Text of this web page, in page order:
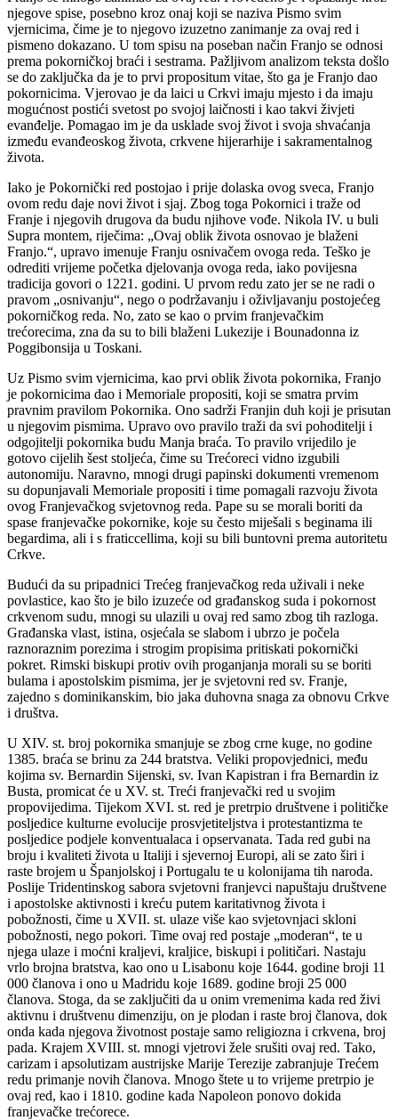
njegove spise, posebno kroz onaj koji se naziva Pismo svim
vjernicima, čime je to njegovo izuzetno zanimanje za ovaj red i
pismeno dokazano. U tom spisu na poseban način Franjo se odnosi
prema pokorničkoj braći i sestrama. Pažljivom analizom teksta došlo
se do zaključka da je to prvi propositum vitae, što ga je Franjo dao
pokornicima. Vjerovao je da laici u Crkvi imaju mjesto i da imaju
mogućnost postići svetost po svojoj laičnosti i kao takvi živjeti
evanđelje. Pomagao im je da usklade svoj život i svoja shvaćanja
između evanđeoskog života, crkvene hijerarhije i sakramentalnog
života.
Iako je Pokornički red postojao i prije dolaska ovog sveca, Franjo
ovom redu daje novi život i sjaj. Zbog toga Pokornici i traže od
Franje i njegovih drugova da budu njihove vođe. Nikola IV. u buli
Supra montem, riječima: „Ovaj oblik života osnovao je blaženi
Franjo.“, upravo imenuje Franju osnivačem ovoga reda. Teško je
odrediti vrijeme početka djelovanja ovoga reda, iako povijesna
tradicija govori o 1221. godini. U prvom redu zato jer se ne radi o
pravom „osnivanju“, nego o podržavanju i oživljavanju postojećeg
pokorničkog reda. No, zato se kao o prvim franjevačkim
trećorecima, zna da su to bili blaženi Lukezije i Bounadonna iz
Poggibonsija u Toskani.
Uz Pismo svim vjernicima, kao prvi oblik života pokornika, Franjo
je pokornicima dao i Memoriale propositi, koji se smatra prvim
pravnim pravilom Pokornika. Ono sadrži Franjin duh koji je prisutan
u njegovim pismima. Upravo ovo pravilo traži da svi pohoditelji i
odgojitelji pokornika budu Manja braća. To pravilo vrijedilo je
gotovo cijelih šest stoljeća, čime su Trećoreci vidno izgubili
autonomiju. Naravno, mnogi drugi papinski dokumenti vremenom
su dopunjavali Memoriale propositi i time pomagali razvoju života
ovog Franjevačkog svjetovnog reda. Pape su se morali boriti da
spase franjevačke pokornike, koje su često miješali s beginama ili
begardima, ali i s fraticcellima, koji su bili buntovni prema autoritetu
Crkve.
Budući da su pripadnici Trećeg franjevačkog reda uživali i neke
povlastice, kao što je bilo izuzeće od građanskog suda i pokornost
crkvenom sudu, mnogi su ulazili u ovaj red samo zbog tih razloga.
Građanska vlast, istina, osjećala se slabom i ubrzo je počela
raznoraznim porezima i strogim propisima pritiskati pokornički
pokret. Rimski biskupi protiv ovih proganjanja morali su se boriti
bulama i apostolskim pismima, jer je svjetovni red sv. Franje,
zajedno s dominikanskim, bio jaka duhovna snaga za obnovu Crkve
i društva.
U XIV. st. broj pokornika smanjuje se zbog crne kuge, no godine
1385. braća se brinu za 244 bratstva. Veliki propovjednici, među
kojima sv. Bernardin Sijenski, sv. Ivan Kapistran i fra Bernardin iz
Busta, promicat će u XV. st. Treći franjevački red u svojim
propovijedima. Tijekom XVI. st. red je pretrpio društvene i političke
posljedice kulturne evolucije prosvjetiteljstva i protestantizma te
posljedice podjele konventualaca i opservanata. Tada red gubi na
broju i kvaliteti života u Italiji i sjevernoj Europi, ali se zato širi i
raste brojem u Španjolskoj i Portugalu te u kolonijama tih naroda.
Poslije Tridentinskog sabora svjetovni franjevci napuštaju društvene
i apostolske aktivnosti i kreću putem karitativnog života i
pobožnosti, čime u XVII. st. ulaze više kao svjetovnjaci skloni
pobožnosti, nego pokori. Time ovaj red postaje „moderan“, te u
njega ulaze i moćni kraljevi, kraljice, biskupi i političari. Nastaju
vrlo brojna bratstva, kao ono u Lisabonu koje 1644. godine broji 11
000 članova i ono u Madridu koje 1689. godine broji 25 000
članova. Stoga, da se zaključiti da u onim vremenima kada red živi
aktivnu i društvenu dimenziju, on je plodan i raste broj članova, dok
onda kada njegova životnost postaje samo religiozna i crkvena, broj
pada. Krajem XVIII. st. mnogi vjetrovi žele srušiti ovaj red. Tako,
carizam i apsolutizam austrijske Marije Terezije zabranjuje Trećem
redu primanje novih članova. Mnogo štete u to vrijeme pretrpio je
ovaj red, kao i 1810. godine kada Napoleon ponovo dokida
franjevačke trećorece.